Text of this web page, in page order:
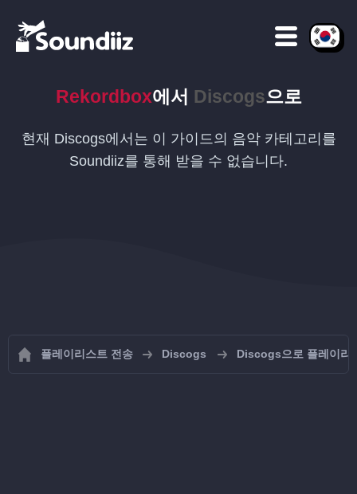
Rekordbox에서 Discogs으로
현재 Discogs에서는 이 가이드의 음악 카테고리를
Soundiiz를 통해 받을 수 없습니다.
플레이리스트 전송 Discogs Discogs으로 플레이리